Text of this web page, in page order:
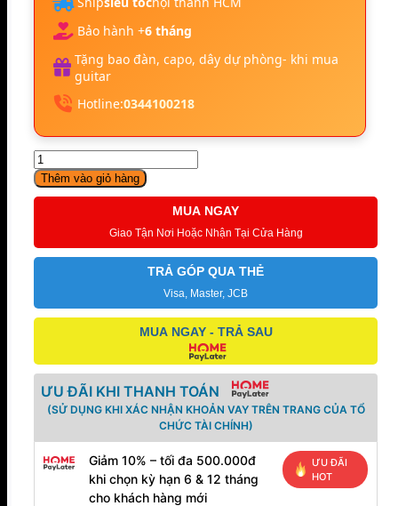
Bảo hành +6 tháng
Tặng bao đàn, capo, dây dự phòng- khi mua
guitar
Hotline:0344100218
HXM
XD380C
KM
Thêm vào giỏ hàng
MUA NGAY
Giao Tận Nơi Hoặc Nhận Tại Cửa Hàng
TRẢ GÓP QUA THẺ
Visa, Master, JCB
MUA NGAY - TRẢ SAU
ƯU ĐÃI KHI THANH TOÁN
(SỬ DỤNG KHI XÁC NHẬN KHOẢN VAY TRÊN TRANG CỦA TỔ
CHỨC TÀI CHÍNH)
Giảm 10% – tối đa 500.000đ
khi chọn kỳ hạn 6 & 12 tháng
cho khách hàng mới
ƯU ĐÃI
HOT